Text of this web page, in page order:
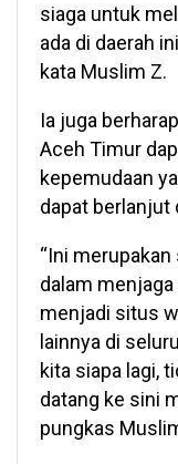
siaga untuk
ada di daerah
kata Muslim Z.
Ia juga
Aceh Timur
kepemudaan
dapat berlanjut
“Ini
dalam
menjadi situs
lainnya di
kita siapa lagi,
datang ke sini
pungkas